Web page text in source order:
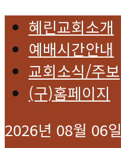
혜린교회소개
예배시간안내
교회소식/주보
(구)홈페이지
2026년 08월 06일